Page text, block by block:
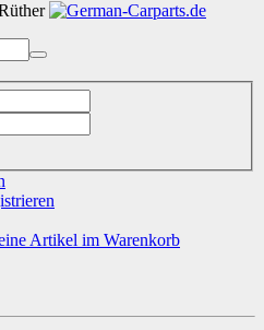
Artikel im Warenkorb